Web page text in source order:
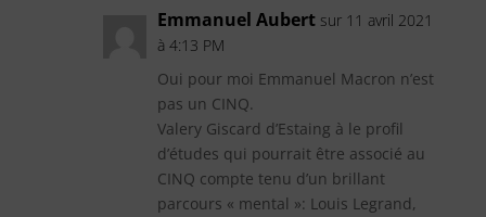
Emmanuel Aubert sur 11 avril 2021
à 4:13 PM
Oui pour moi Emmanuel Macron n’est
pas un CINQ.
Valery Giscard d’Estaing à le profil
d’études qui pourrait être associé au
CINQ compte tenu d’un brillant
parcours « mental »: Louis Legrand,